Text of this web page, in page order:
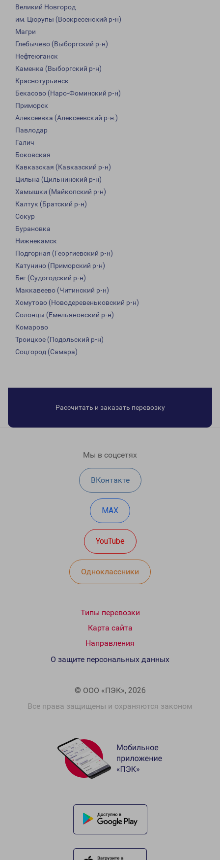
Великий Новгород
им. Цюрупы (Воскресенский р-н)
Магри
Глебычево (Выборгский р-н)
Нефтеюганск
Каменка (Выборгский р-н)
Краснотурьинск
Бекасово (Наро-Фоминский р-н)
Приморск
Алексеевка (Алексеевский р-н.)
Павлодар
Галич
Боковская
Кавказская (Кавказский р-н)
Цильна (Цильнинский р-н)
Хамышки (Майкопский р-н)
Калтук (Братский р-н)
Сокур
Бурановка
Нижнекамск
Подгорная (Георгиевский р-н)
Катунино (Приморский р-н)
Бег (Судогодский р-н)
Маккавеево (Читинский р-н)
Хомутово (Новодеревеньковский р-н)
Солонцы (Емельяновский р-н)
Комарово
Троицкое (Подольский р-н)
Соцгород (Самара)
Рассчитать и заказать перевозку
Мы в соцсетях
ВКонтакте
MAX
YouTube
Одноклассники
Типы перевозки
Карта сайта
Направления
© ООО «ПЭК», 2026
Все права защищены и охраняются законом
О защите персональных данных